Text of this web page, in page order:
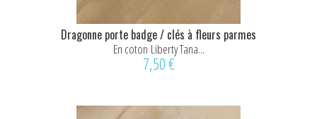
Dragonne porte badge / clés à fleurs parmes
En coton Liberty Tana...
7,50 €